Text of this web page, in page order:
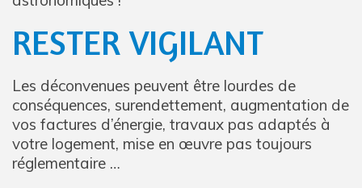
RESTER VIGILANT
Les déconvenues peuvent être lourdes de
conséquences, surendettement, augmentation de
vos factures d’énergie, travaux pas adaptés à
votre logement, mise en œuvre pas toujours
réglementaire …